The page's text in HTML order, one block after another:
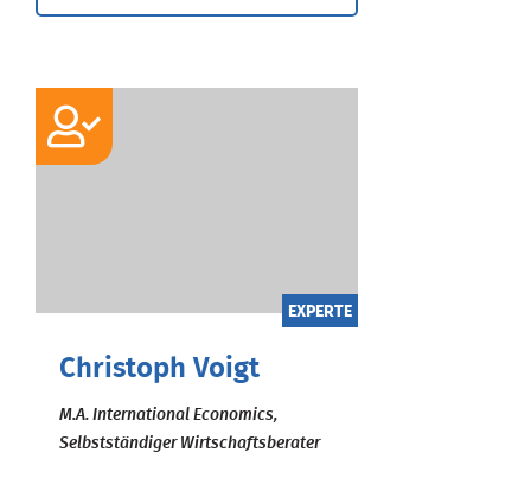
EXPERTE
Christoph Voigt
M.A. International Economics,
Selbstständiger Wirtschaftsberater